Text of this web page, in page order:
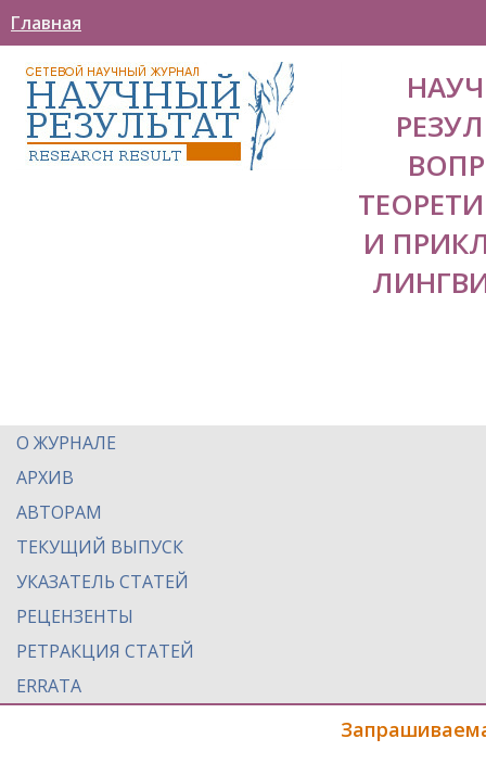
Главная
И
О ЖУРНАЛЕ
АРХИВ
АВТОРАМ
ТЕКУЩИЙ ВЫПУСК
УКАЗАТЕЛЬ СТАТЕЙ
РЕЦЕНЗЕНТЫ
РЕТРАКЦИЯ СТАТЕЙ
ERRATA